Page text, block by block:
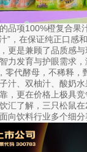
品项100%橙复合
”，在保证纯正口感
更是兼顾了品质感
力发育与护眼需求
零代酵母，不稀释
汁、双柚汁、酸奶
，更在价格上极具
汇了解，三只松鼠
向饮料行业多个细